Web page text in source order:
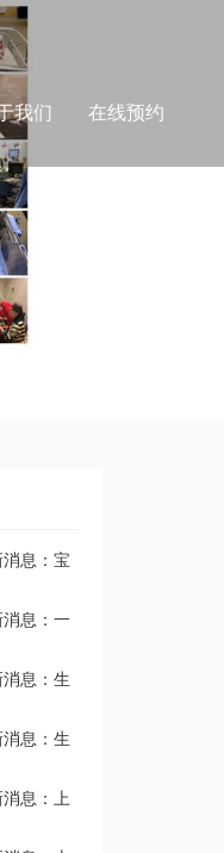
我们 在线预约
息：宝
息：一
息：生
息：生
息：上